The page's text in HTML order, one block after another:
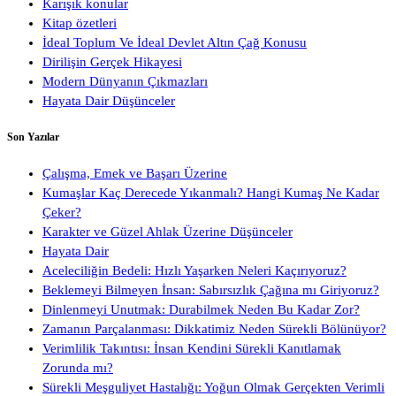
Karışık konular
Kitap özetleri
İdeal Toplum Ve İdeal Devlet Altın Çağ Konusu
Dirilişin Gerçek Hikayesi
Modern Dünyanın Çıkmazları
Hayata Dair Düşünceler
Son Yazılar
Çalışma, Emek ve Başarı Üzerine
Kumaşlar Kaç Derecede Yıkanmalı? Hangi Kumaş Ne Kadar
Çeker?
Karakter ve Güzel Ahlak Üzerine Düşünceler
Hayata Dair
Aceleciliğin Bedeli: Hızlı Yaşarken Neleri Kaçırıyoruz?
Beklemeyi Bilmeyen İnsan: Sabırsızlık Çağına mı Giriyoruz?
Dinlenmeyi Unutmak: Durabilmek Neden Bu Kadar Zor?
Zamanın Parçalanması: Dikkatimiz Neden Sürekli Bölünüyor?
Verimlilik Takıntısı: İnsan Kendini Sürekli Kanıtlamak
Zorunda mı?
Sürekli Meşguliyet Hastalığı: Yoğun Olmak Gerçekten Verimli